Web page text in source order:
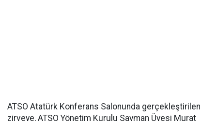
ATSO Atatürk Konferans Salonunda gerçekleştirilen
zirveye, ATSO Yönetim Kurulu Sayman Üyesi Murat